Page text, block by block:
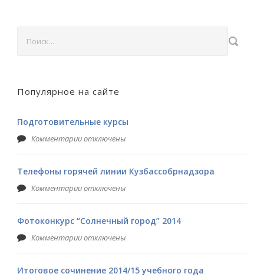
Популярное на сайте
Подготовительные курсы
Комментарии отключены
Телефоны горячей линии Кузбассобрнадзора
Комментарии отключены
Фотоконкурс “Солнечный город” 2014
Комментарии отключены
Итоговое сочинение 2014/15 учебного года